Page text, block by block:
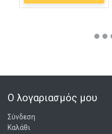
Ο λογαριασμός μου
Σύνδεση
Καλάθι